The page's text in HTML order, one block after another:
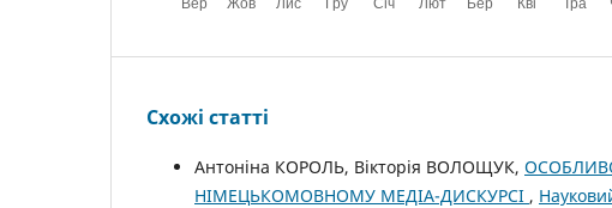
Схожі статті
Антоніна КОРОЛЬ, Вікторія ВОЛОЩУК,
НІМЕЦЬКОМОВНОМУ МЕДІА-ДИСКУРСІ ,